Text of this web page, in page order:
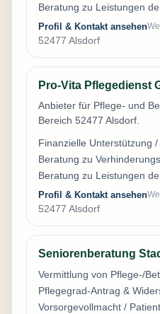
Beratung zu Leistungen
Profil & Kontakt ansehen
52477 Alsdorf
Pro-Vita Pflegedienst
Anbieter für Pflege- und
Bereich 52477 Alsdorf.
Finanzielle Unterstützung
Beratung zu
Beratung zu Leistungen
Profil & Kontakt ansehen
52477 Alsdorf
Seniorenberatung
Vermittlung von Pflege-/
Pflegegrad-Antrag &
Vorsorgevollmacht /